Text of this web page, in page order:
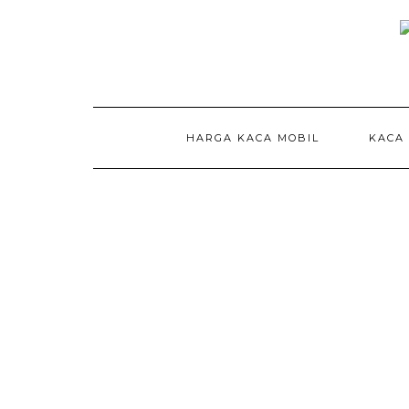
HARGA KACA MOBIL KACA